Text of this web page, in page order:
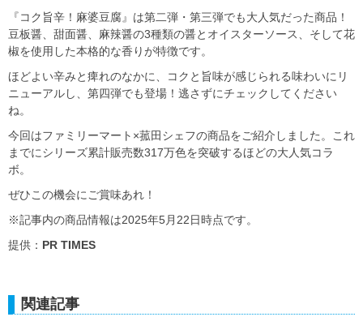
『コク旨辛！麻婆豆腐』は第二弾・第三弾でも大人気だった商品！
豆板醤、甜面醤、麻辣醤の3種類の醤とオイスターソース、そして花
椒を使用した本格的な香りが特徴です。
ほどよい辛みと痺れのなかに、コクと旨味が感じられる味わいにリ
ニューアルし、第四弾でも登場！逃さずにチェックしてください
ね。
今回はファミリーマート×菰田シェフの商品をご紹介しました。これ
までにシリーズ累計販売数317万色を突破するほどの大人気コラ
ボ。
ぜひこの機会にご賞味あれ！
※記事内の商品情報は2025年5月22日時点です。
提供： PR TIMES
関連記事